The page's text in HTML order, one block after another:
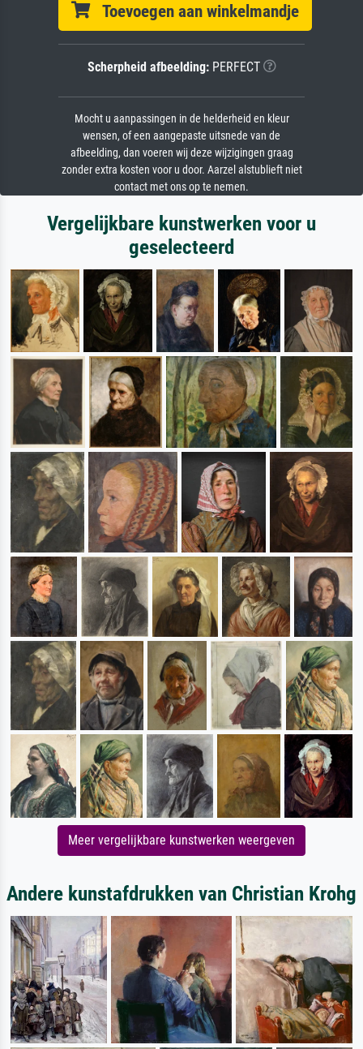
Toevoegen aan winkelmandje
Scherpheid afbeelding:PERFECT
Mocht u aanpassingen in de helderheid en kleur
wensen, of een aangepaste uitsnede van de
afbeelding, dan voeren wij deze wijzigingen graag
zonder extra kosten voor u door. Aarzel alstublieft niet
contact met ons op te nemen.
Vergelijkbare kunstwerken voor u
geselecteerd
Meer vergelijkbare kunstwerken weergeven
Andere kunstafdrukken van Christian Krohg